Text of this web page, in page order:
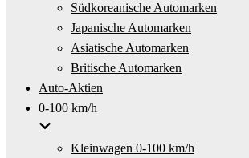
Südkoreanische Automarken
Japanische Automarken
Asiatische Automarken
Britische Automarken
Auto-Aktien
0-100 km/h
Kleinwagen 0-100 km/h